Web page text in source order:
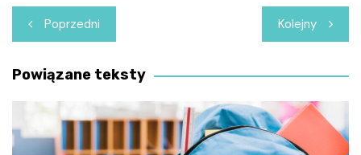
Nawigacja
wpisu
Poprzedni Kolejny
Powiązane teksty